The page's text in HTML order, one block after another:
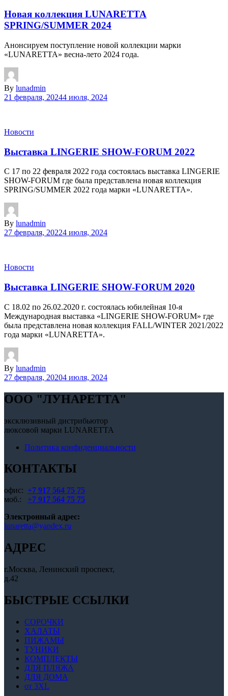
Новая коллекция LUNARETTA
SPRING/SUMMER 2024
Анонсируем поступление новой коллекции марки
«LUNARETTA» весна-лето 2024 года.
By lunadmin
21 февраля, 20244 июля, 2024
Новости
Выставка LINGERIE SHOW-FORUM 2022
С 17 по 22 февраля 2022 года состоялась выставка LINGERIE
SHOW-FORUM где была представлена новая коллекция
SPRING/SUMMER 2022 года марки «LUNARETTA».
By lunadmin
27 февраля, 20224 июля, 2024
Новости
Выставка LINGERIE SHOW-FORUM 2020
С 18.02 по 26.02.2020 г. состоялась юбилейная 10-я
Международная выставка «LINGERIE SHOW-FORUM» где
была представлена новая коллекция FALL/WINTER 2021/2022
года марки «LUNARETTA».
By lunadmin
27 февраля, 20204 июля, 2024
OOO "ЛУНАРЕТТА"
эксклюзивный дистрибьютор
люксовой марки LUNARETTA
Политика конфиденциальности
КОНТАКТЫ
офис: +7 917 564 75 75
моб.: +7 917 564 75 75
Электронный адрес:
lunaretta@yandex.ru
АДРЕС
г.Москва, Ленинский проспект,
д.42
БЫСТРЫЕ ССЫЛКИ
СОРОЧКИ
ХАЛАТЫ
ПИЖАМЫ
ТУНИКИ
КОМПЛЕКТЫ
ДЛЯ ПЛЯЖА
ДЛЯ ДОМА
от 3XL